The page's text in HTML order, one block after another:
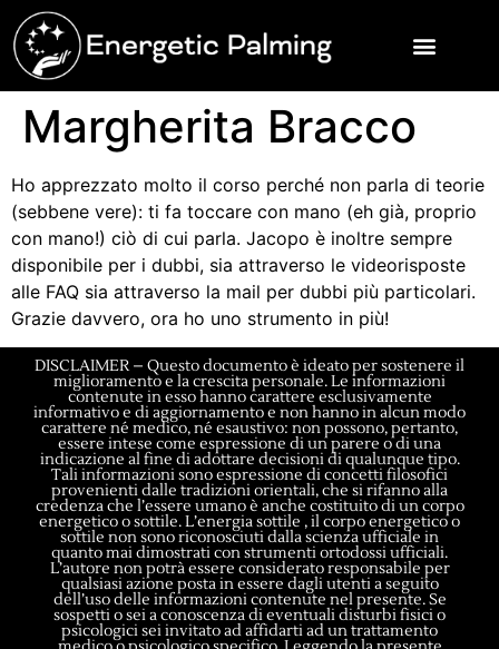
Margherita Bracco
Ho apprezzato molto il corso perché non parla di teorie
(sebbene vere): ti fa toccare con mano (eh già, proprio
con mano!) ciò di cui parla. Jacopo è inoltre sempre
disponibile per i dubbi, sia attraverso le videorisposte
alle FAQ sia attraverso la mail per dubbi più particolari.
Grazie davvero, ora ho uno strumento in più!
DISCLAIMER – Questo documento è ideato per sostenere il
miglioramento e la crescita personale. Le informazioni
contenute in esso hanno carattere esclusivamente
informativo e di aggiornamento e non hanno in alcun modo
carattere né medico, né esaustivo: non possono, pertanto,
essere intese come espressione di un parere o di una
indicazione al fine di adottare decisioni di qualunque tipo.
Tali informazioni sono espressione di concetti filosofici
provenienti dalle tradizioni orientali, che si rifanno alla
credenza che l’essere umano è anche costituito di un corpo
energetico o sottile. L’energia sottile , il corpo energetico o
sottile non sono riconosciuti dalla scienza ufficiale in
quanto mai dimostrati con strumenti ortodossi ufficiali.
L’autore non potrà essere considerato responsabile per
qualsiasi azione posta in essere dagli utenti a seguito
dell’uso delle informazioni contenute nel presente. Se
sospetti o sei a conoscenza di eventuali disturbi fisici o
psicologici sei invitato ad affidarti ad un trattamento